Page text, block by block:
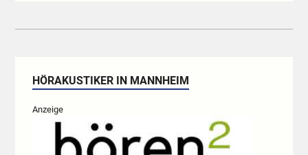
HÖRAKUSTIKER IN MANNHEIM
Anzeige